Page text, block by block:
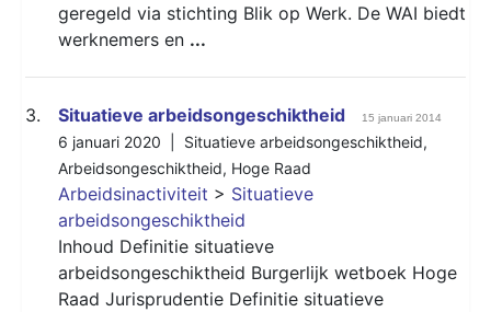
geregeld via stichting Blik op Werk. De WAI biedt
werknemers en ...
3. Situatieve arbeidsongeschiktheid 15 januari 2014
6 januari 2020 | Situatieve arbeidsongeschiktheid,
Arbeidsongeschiktheid, Hoge Raad
Arbeidsinactiviteit > Situatieve
arbeidsongeschiktheid
Inhoud Definitie situatieve
arbeidsongeschiktheid Burgerlijk wetboek Hoge
Raad Jurisprudentie Definitie situatieve